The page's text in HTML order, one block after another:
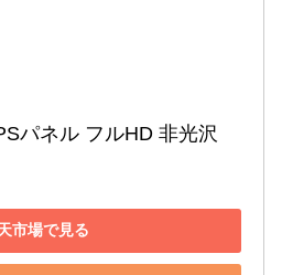
パネル フルHD 非光沢
市場で見る